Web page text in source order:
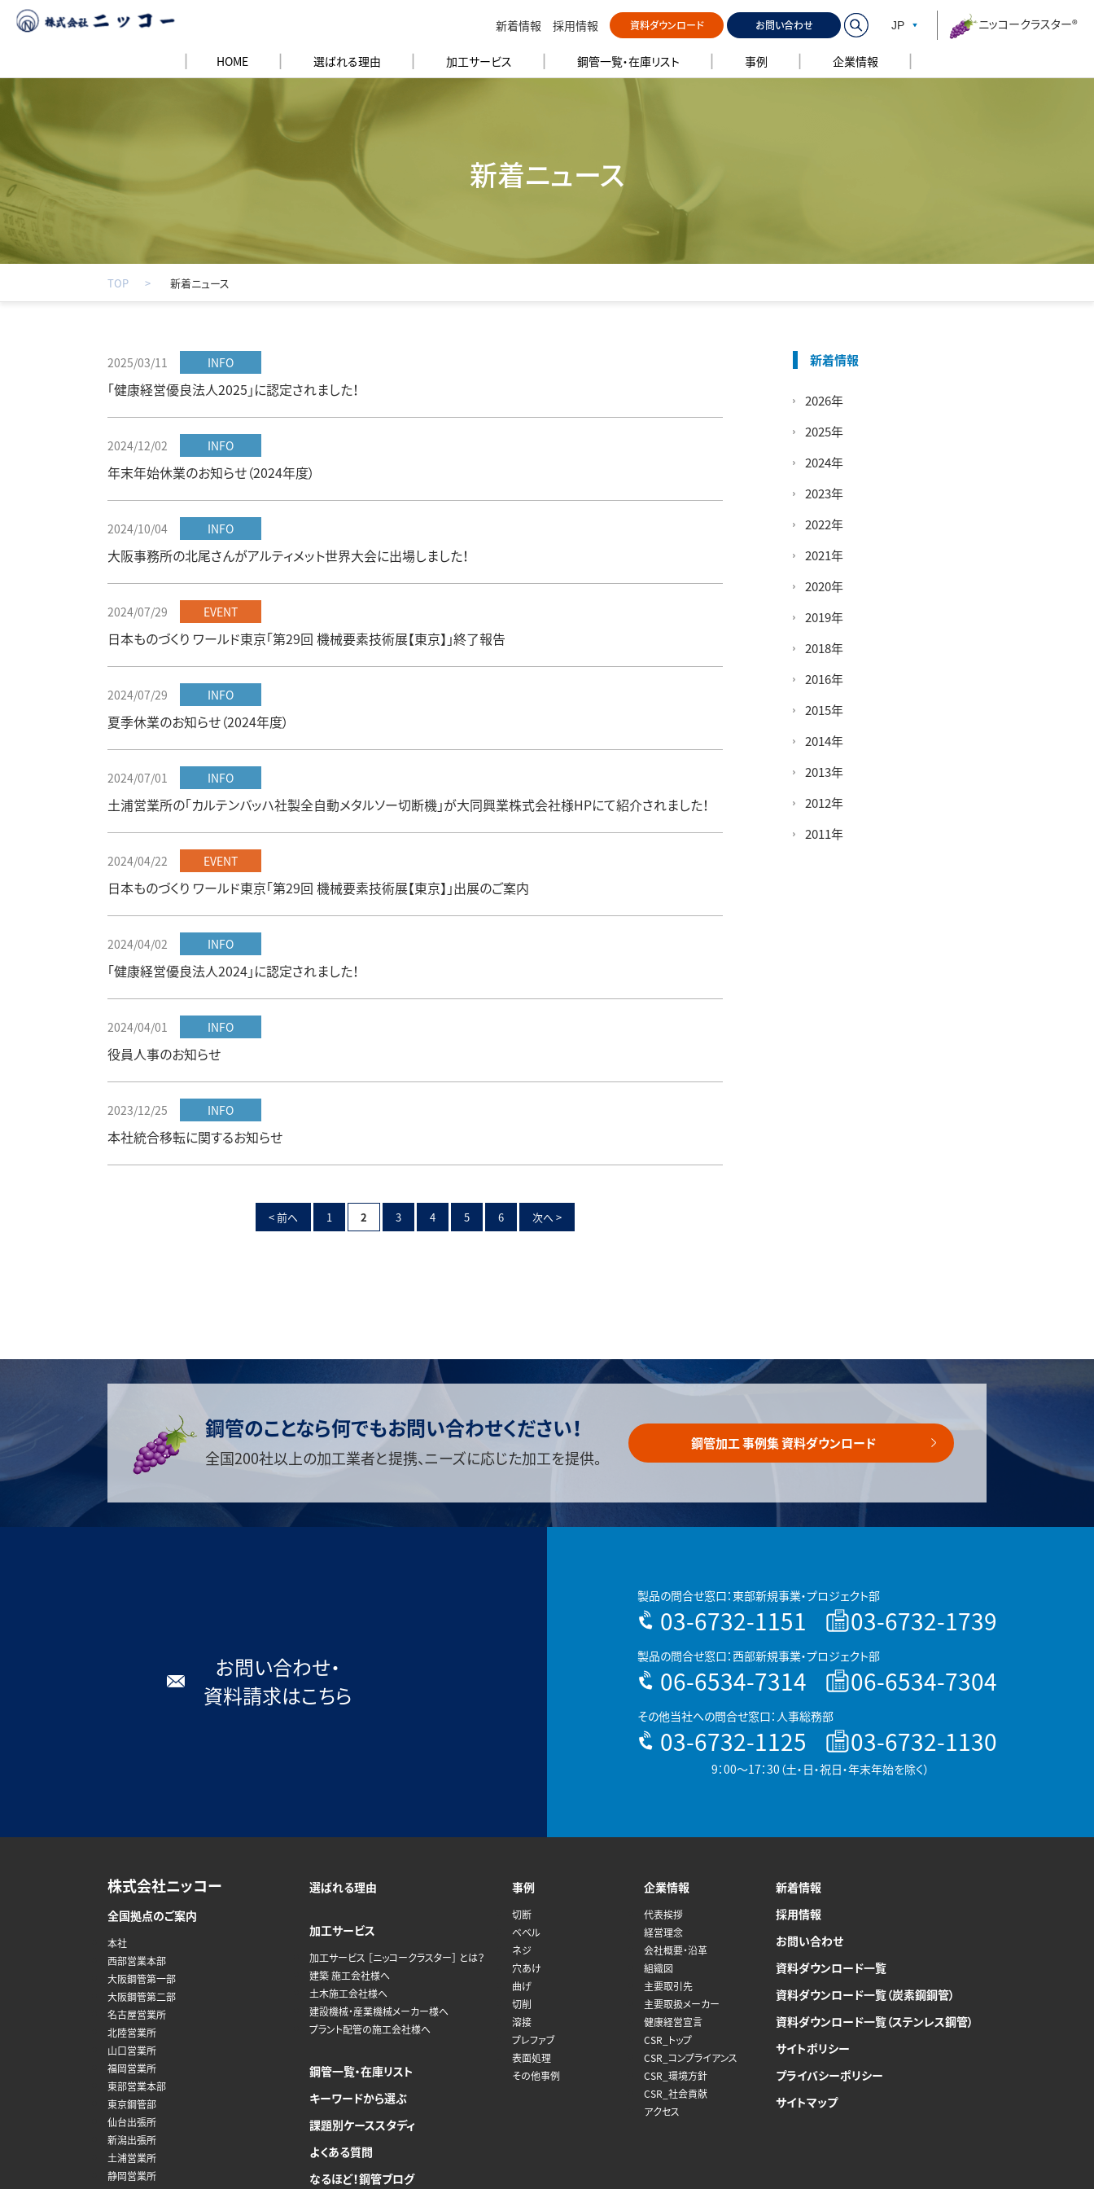
新着情報 採用情報 資料ダウンロード お問い合わせ JP ニッコークラスター®
HOME 選ばれる理由 加工サービス 鋼管⼀覧・在庫リスト 事例 企業情報
新着ニュース
TOP 新着ニュース
2025/03/11 INFO
「健康経営優良法人2025」に認定されました！
2024/12/02 INFO
年末年始休業のお知らせ（2024年度）
2024/10/04 INFO
大阪事務所の北尾さんがアルティメット世界大会に出場しました！
2024/07/29 EVENT
日本ものづくり ワールド東京「第29回 機械要素技術展【東京】」終了報告
2024/07/29 INFO
夏季休業のお知らせ（2024年度）
2024/07/01 INFO
土浦営業所の「カルテンバッハ社製全自動メタルソー切断機」が大同興業株式会社様HPにて紹介されました！
2024/04/22 EVENT
日本ものづくり ワールド東京「第29回 機械要素技術展【東京】」出展のご案内
2024/04/02 INFO
「健康経営優良法人2024」に認定されました！
2024/04/01 INFO
役員人事のお知らせ
2023/12/25 INFO
本社統合移転に関するお知らせ
< 前へ 1 2 3 4 5 6 次へ >
新着情報
2026年
2025年
2024年
2023年
2022年
2021年
2020年
2019年
2018年
2016年
2015年
2014年
2013年
2012年
2011年
鋼管のことなら何でもお問い合わせください！
全国200社以上の加工業者と提携、ニーズに応じた加工を提供。
鋼管加工 事例集 資料ダウンロード
お問い合わせ・
資料請求はこちら
製品の問合せ窓口：東部新規事業・プロジェクト部
03-6732-1151 03-6732-1739
製品の問合せ窓口：西部新規事業・プロジェクト部
06-6534-7314 06-6534-7304
その他当社への問合せ窓口：人事総務部
03-6732-1125 03-6732-1130
9：00～17：30（土・日・祝日・年末年始を除く）
株式会社ニッコー
全国拠点のご案内
本社
西部営業本部
大阪鋼管第一部
大阪鋼管第二部
名古屋営業所
北陸営業所
山口営業所
福岡営業所
東部営業本部
東京鋼管部
仙台出張所
新潟出張所
土浦営業所
静岡営業所
選ばれる理由
加工サービス
加工サービス ［ニッコークラスター］ とは？
建築 施工会社様へ
土木施工会社様へ
建設機械・産業機械メーカー様へ
プラント配管の施工会社様へ
鋼管一覧・在庫リスト
キーワードから選ぶ
課題別ケーススタディ
よくある質問
なるほど！鋼管ブログ
事例
切断
ベベル
ネジ
穴あけ
曲げ
切削
溶接
プレファブ
表面処理
その他事例
企業情報
代表挨拶
経営理念
会社概要・沿革
組織図
主要取引先
主要取扱メーカー
健康経営宣言
CSR_トップ
CSR_コンプライアンス
CSR_環境方針
CSR_社会貢献
アクセス
新着情報
採用情報
お問い合わせ
資料ダウンロード一覧
資料ダウンロード一覧（炭素鋼鋼管）
資料ダウンロード一覧（ステンレス鋼管）
サイトポリシー
プライバシーポリシー
サイトマップ